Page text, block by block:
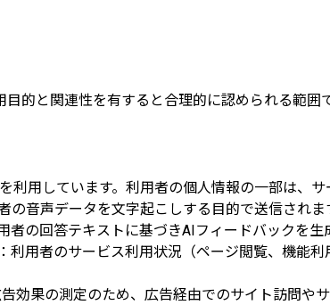
的と関連性を有すると合理的に認められる範囲
用しています。利用者の個人情報の一部は、
の音声データを文字起こしする目的で送信されま
者の回答テキストに基づきAIフィードバックを生
：利用者のサービス利用状況（ページ閲覧、機能
告効果の測定のため、広告経由でのサイト訪問や